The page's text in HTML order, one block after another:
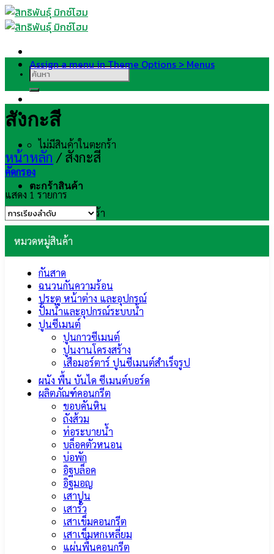
Skip
to
ค้นหา:
ไม่มีสินค้าในตะกร้า
ตะกร้าสินค้า
ไม่มีสินค้าในตะกร้า
Assign a menu in Theme Options > Menus
สังกะสี
หน้าหลัก /สังกะสี
คัดกรอง
แสดง 1 รายการ
หมวดหมู่สินค้า
กันสาด
ฉนวนกันความร้อน
ประตู หน้าต่าง และอุปกรณ์
ปั้มน้ำและอุปกรณ์ระบบน้ำ
ปูนซีเมนต์
ปูนกาวซีเมนต์
ปูนงานโครงสร้าง
เสือมอร์ตาร์ ปูนซีเมนต์สำเร็จรูป
ผนัง พื้น บันได ซีเมนต์บอร์ด
ผลิตภัณฑ์คอนกรีต
ขอบคันหิน
ถังส้วม
ท่อระบายน้ำ
บล็อคตัวหนอน
บ่อพัก
อิฐบล็อค
อิฐมอญ
เสาปูน
เสารั้ว
เสาเข็มคอนกรีต
เสาเข็มหกเหลี่ยม
แผ่นพื้นคอนกรีต